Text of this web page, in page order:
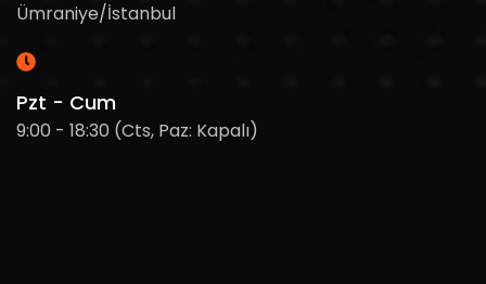
Ümraniye/İstanbul
Pzt - Cum
9:00 - 18:30 (Cts, Paz: Kapalı)